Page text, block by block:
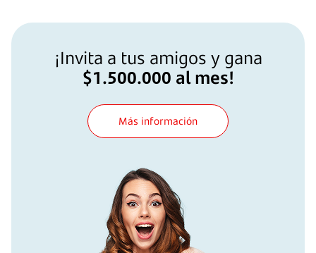
¡Invita a tus amigos y gana
$1.500.000 al mes!
Más información